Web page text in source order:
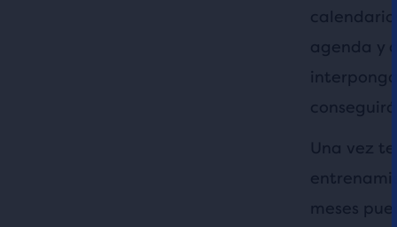
agenda y
Una vez
meses